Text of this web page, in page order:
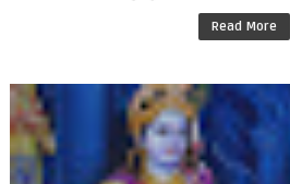
Read More